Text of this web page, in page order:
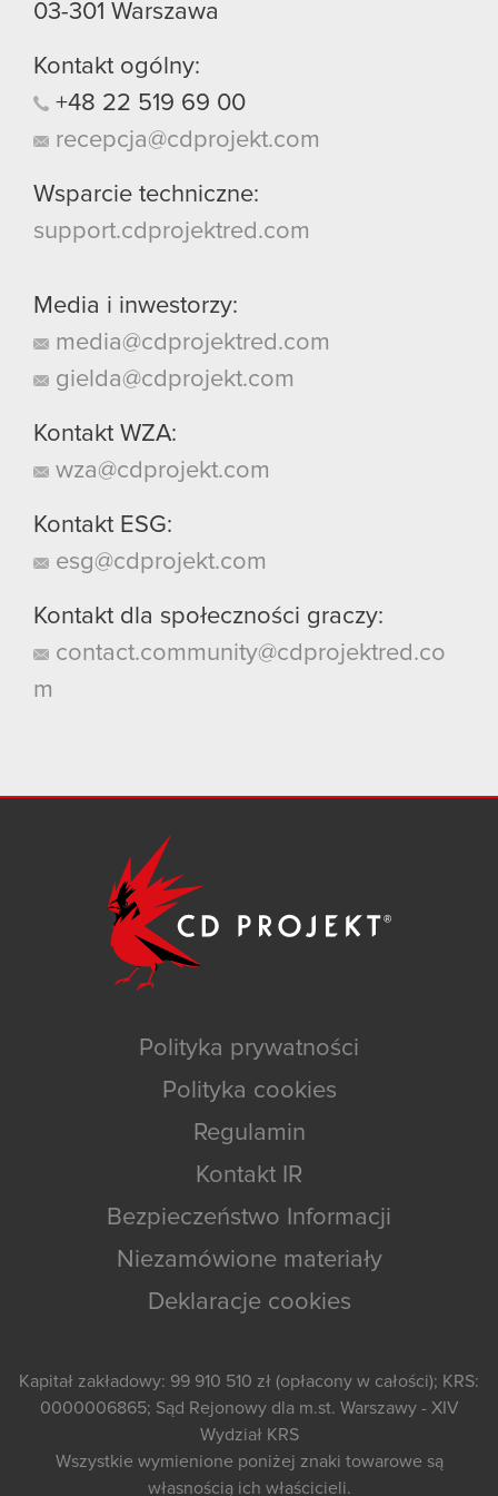
03-301 Warszawa
Kontakt ogólny:
+48 22 519 69 00
recepcja@cdprojekt.com
Wsparcie techniczne:
support.cdprojektred.com
Media i inwestorzy:
media@cdprojektred.com
gielda@cdprojekt.com
Kontakt WZA:
wza@cdprojekt.com
Kontakt ESG:
esg@cdprojekt.com
Kontakt dla społeczności graczy:
contact.community@cdprojektred.co
m
Polityka prywatności
Polityka cookies
Regulamin
Kontakt IR
Bezpieczeństwo Informacji
Niezamówione materiały
Deklaracje cookies
Kapitał zakładowy: 99 910 510 zł (opłacony w całości); KRS:
0000006865; Sąd Rejonowy dla m.st. Warszawy - XIV
Wydział KRS
Wszystkie wymienione poniżej znaki towarowe są
własnością ich właścicieli.